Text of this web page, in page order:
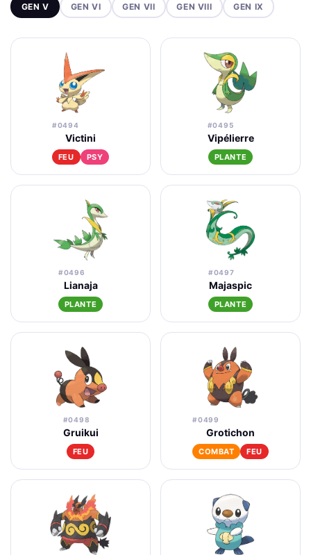
GEN V GEN VI GEN VII GEN VIII GEN IX
#0494
Victini
FEU PSY
#0495
Vipélierre
PLANTE
#0496
Lianaja
PLANTE
#0497
Majaspic
PLANTE
#0498
Gruikui
FEU
#0499
Grotichon
COMBAT FEU